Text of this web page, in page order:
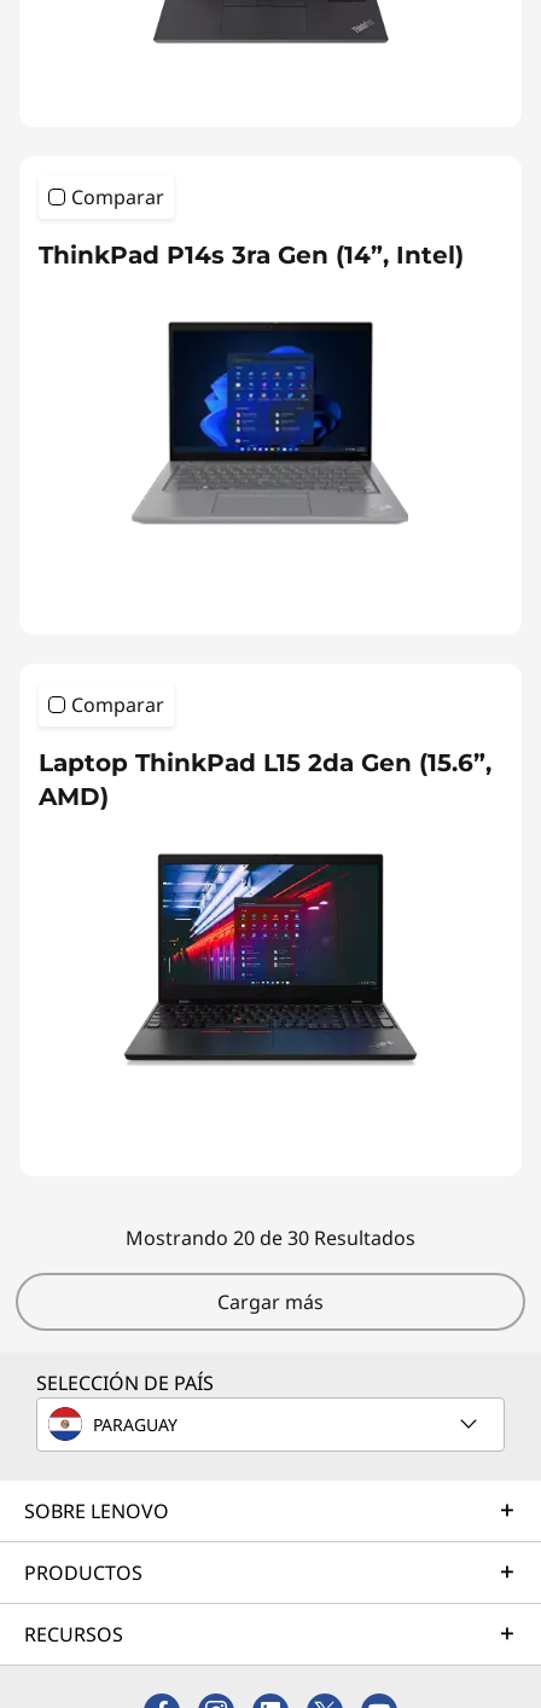
Comparar
ThinkPad P14s 3ra Gen (14”, Intel)
Comparar
Laptop ThinkPad L15 2da Gen (15.6”,
AMD)
Mostrando 20 de 30 Resultados
Cargar más
SELECCIÓN DE PAÍS
PARAGUAY
SOBRE LENOVO
PRODUCTOS
RECURSOS